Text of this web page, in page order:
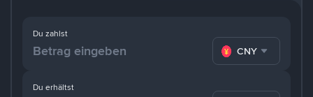
Du zahlst
CNY
Du erhältst